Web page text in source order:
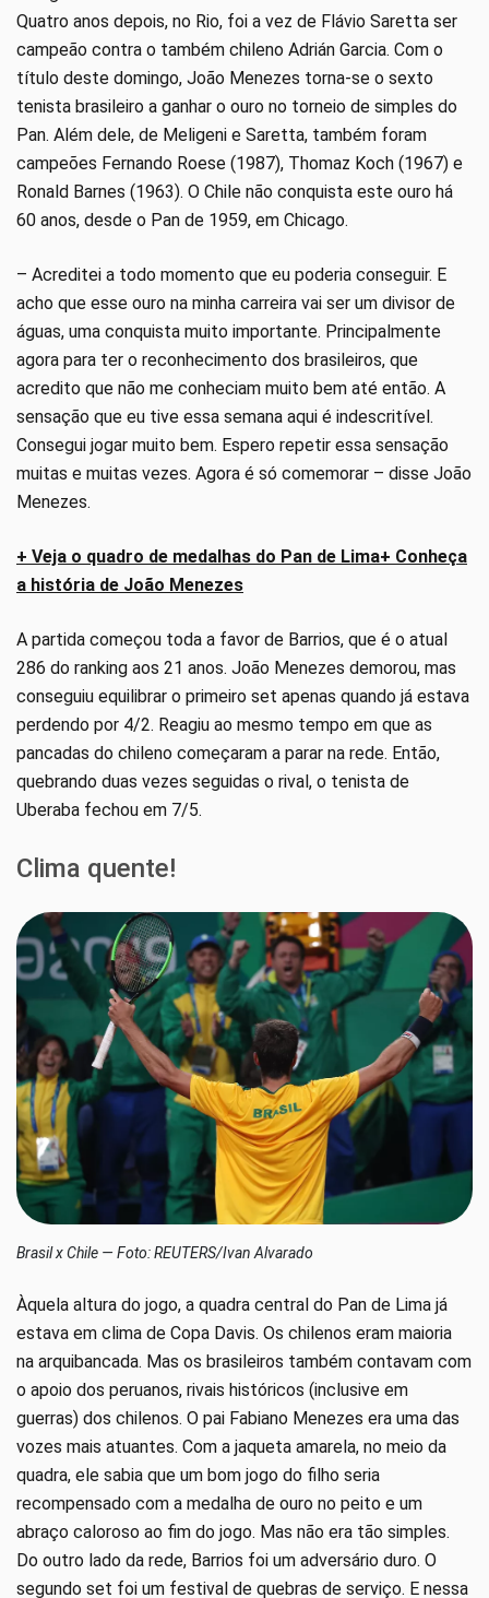
Quatro anos depois, no Rio, foi a vez de Flávio Saretta ser
campeão contra o também chileno Adrián Garcia. Com o
título deste domingo, João Menezes torna-se o sexto
tenista brasileiro a ganhar o ouro no torneio de simples do
Pan. Além dele, de Meligeni e Saretta, também foram
campeões Fernando Roese (1987), Thomaz Koch (1967) e
Ronald Barnes (1963). O Chile não conquista este ouro há
60 anos, desde o Pan de 1959, em Chicago.
– Acreditei a todo momento que eu poderia conseguir. E
acho que esse ouro na minha carreira vai ser um divisor de
águas, uma conquista muito importante. Principalmente
agora para ter o reconhecimento dos brasileiros, que
acredito que não me conheciam muito bem até então. A
sensação que eu tive essa semana aqui é indescritível.
Consegui jogar muito bem. Espero repetir essa sensação
muitas e muitas vezes. Agora é só comemorar – disse João
Menezes.
+ Veja o quadro de medalhas do Pan de Lima+ Conheça
a história de João Menezes
A partida começou toda a favor de Barrios, que é o atual
286 do ranking aos 21 anos. João Menezes demorou, mas
conseguiu equilibrar o primeiro set apenas quando já estava
perdendo por 4/2. Reagiu ao mesmo tempo em que as
pancadas do chileno começaram a parar na rede. Então,
quebrando duas vezes seguidas o rival, o tenista de
Uberaba fechou em 7/5.
Clima quente!
Brasil x Chile — Foto: REUTERS/Ivan Alvarado
Àquela altura do jogo, a quadra central do Pan de Lima já
estava em clima de Copa Davis. Os chilenos eram maioria
na arquibancada. Mas os brasileiros também contavam com
o apoio dos peruanos, rivais históricos (inclusive em
guerras) dos chilenos. O pai Fabiano Menezes era uma das
vozes mais atuantes. Com a jaqueta amarela, no meio da
quadra, ele sabia que um bom jogo do filho seria
recompensado com a medalha de ouro no peito e um
abraço caloroso ao fim do jogo. Mas não era tão simples.
Do outro lado da rede, Barrios foi um adversário duro. O
segundo set foi um festival de quebras de serviço. E nessa